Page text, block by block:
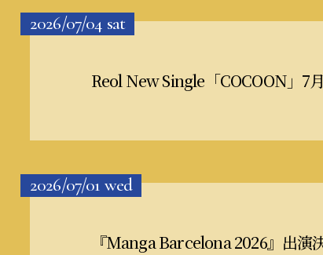
2026/07/04 sat
Reol New Single「COCOON」7
2026/07/01 wed
『Manga Barcelona 2026』出演